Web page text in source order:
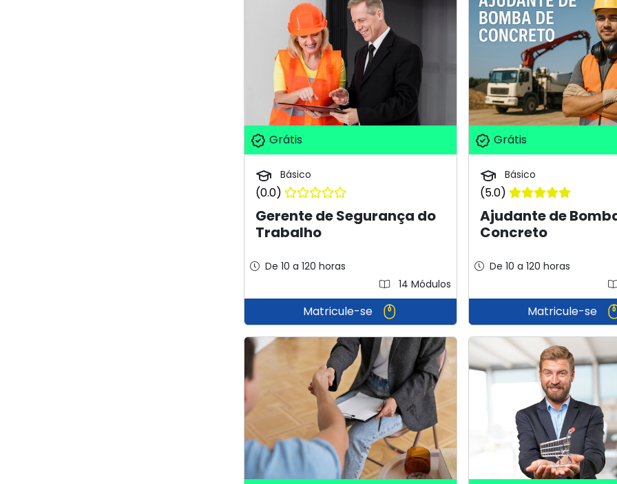
Grátis
Básico
(0.0)
Gerente de Segurança do
Trabalho
De 10 a 120 horas
14 Módulos
Matricule-se
Grátis
Básico
(5.0)
Ajudante de
Concreto
De 10 a 120 horas
Matricule-se